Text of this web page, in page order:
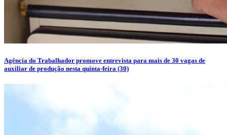
Agência do Trabalhador promove entrevista para mais de 30 vagas de
auxiliar de produção nesta quinta-feira (30)